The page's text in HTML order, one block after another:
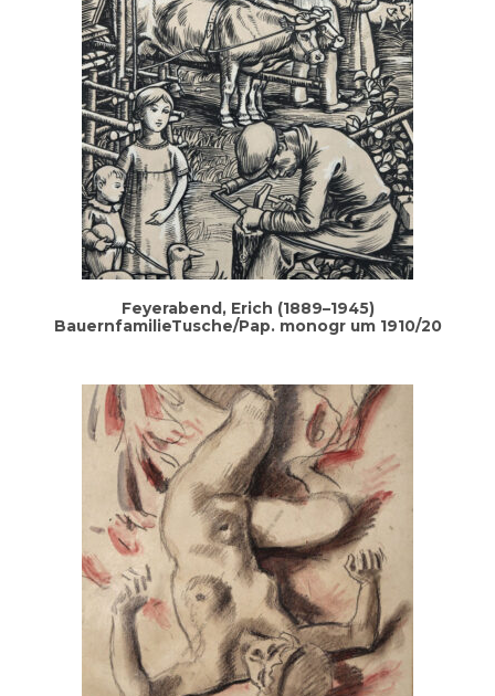
Feyer­abend, Erich (1889–1945)
BauernfamilieTusche/Pap. mono­gr um 1910/20